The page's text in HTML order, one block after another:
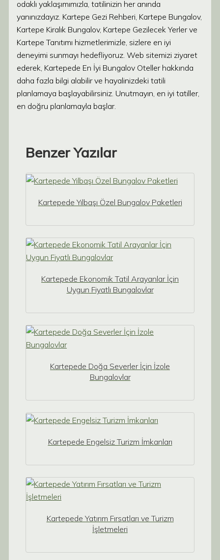
odaklı yaklaşımımızla, tatilinizin her anında
yanınızdayız. Kartepe Gezi Rehberi, Kartepe Bungalov,
Kartepe Kiralık Bungalov, Kartepe Gezilecek Yerler ve
Kartepe Tanıtımı hizmetlerimizle, sizlere en iyi
deneyimi sunmayı hedefliyoruz. Web sitemizi ziyaret
ederek, Kartepede En İyi Bungalov Oteller hakkında
daha fazla bilgi alabilir ve hayalinizdeki tatili
planlamaya başlayabilirsiniz. Unutmayın, en iyi tatiller,
en doğru planlamayla başlar.
Benzer Yazılar
Kartepede Yılbaşı Özel Bungalov Paketleri
Kartepede Ekonomik Tatil Arayanlar İçin
Uygun Fiyatlı Bungalovlar
Kartepede Doğa Severler İçin İzole
Bungalovlar
Kartepede Engelsiz Turizm İmkanları
Kartepede Yatırım Fırsatları ve Turizm
İşletmeleri